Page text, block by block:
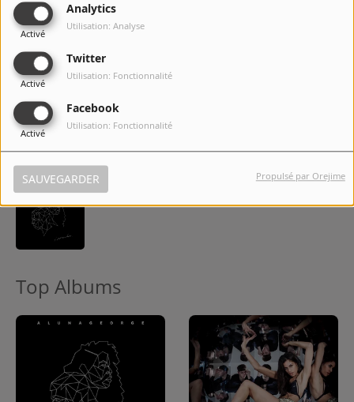
Analytics
Activé
Utilisation: Analyse
Twitter
Activé
Utilisation: Fonctionnalité
Facebook
Activé
Utilisation: Fonctionnalité
SAUVEGARDER Propulsé par Orejime
8 Best Be Believing
Just a Touch
10
Top Albums